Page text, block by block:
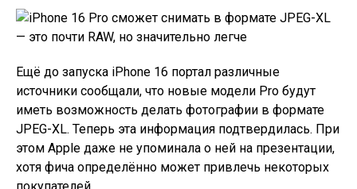
Ещё до запуска iPhone 16 портал различные
источники сообщали, что новые модели Pro будут
иметь возможность делать фотографии в формате
JPEG-XL. Теперь эта информация подтвердилась. При
этом Apple даже не упоминала о ней на презентации,
хотя фича определённо может привлечь некоторых